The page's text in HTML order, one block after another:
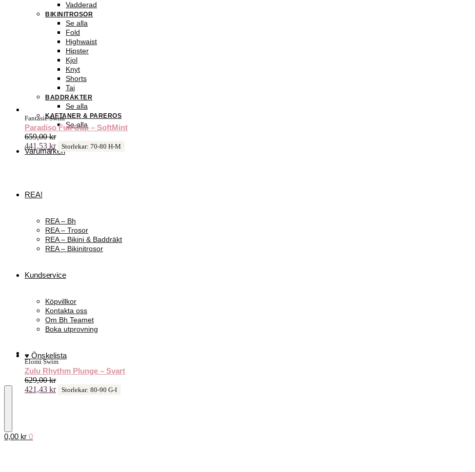
Vadderad
BIKINITROSOR
Se alla
Fold
Highwaist
Hipster
Kjol
Knyt
Shorts
Tai
BADDRÄKTER
Se alla
KAFTANER & PAREROS
Se alla
Varumärken
REA!
REA – Bh
REA – Trosor
REA – Bikini & Baddräkt
REA – Bikinitrosor
Kundservice
Köpvillkor
Kontakta oss
Om Bh Teamet
Boka utprovning
♥ Önskelista
0,00 kr 0
Fantasie Swim
Paradiso Full Cup – SoftMint
659,00kr
441,53 kr Storlekar: 70-80 H-M
Elomi Swim
Zulu Rhythm Plunge – Svart
629,00kr
421,43 kr Storlekar: 80-90 G-I